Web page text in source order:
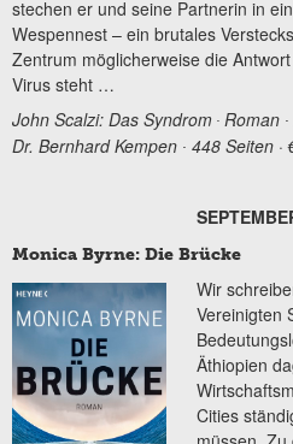
stechen er und seine Partnerin in ein
Wespennest – ein brutales
Zentrum möglicherweise die
Virus steht …
John Scalzi: Das Syndrom ∙ Roman
Dr. Bernhard Kempen ∙ 448 Seiten ·
Monica Byrne: Die Brücke
Wir
Vereinigten
Äthiopien
Cities